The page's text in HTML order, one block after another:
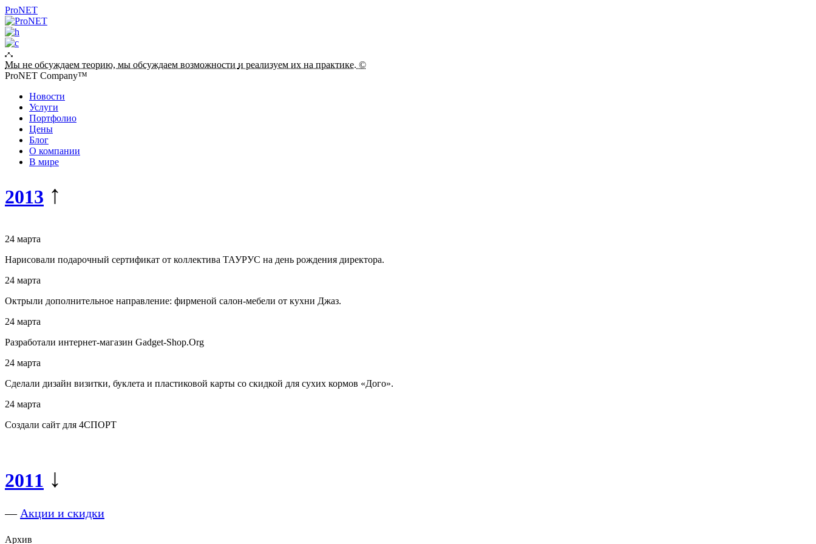
ProNET
Мы не обсуждаем теорию, мы обсуждаем возможности и реализуем их на практике. ©
ProNET Company™
Новости
Услуги
Портфолио
Цены
Блог
О компании
В мире
2013 ↑
24 марта
Нарисовали подарочный сертификат от коллектива ТАУРУС на день рождения директора.
24 марта
Октрыли дополнительное направление: фирменой салон-мебели от кухни Джаз.
24 марта
Разработали интернет-магазин Gadget-Shop.Org
24 марта
Сделали дизайн визитки, буклета и пластиковой карты со скидкой для сухих кормов «Дого».
24 марта
Создали сайт для 4СПОРТ
2011 ↓
— Акции и скидки
Архив